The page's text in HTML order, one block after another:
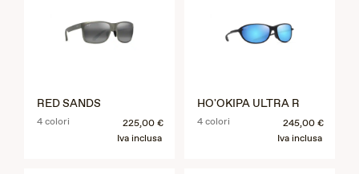
RED SANDS
4 colori
225,00 €
Iva inclusa
HO'OKIPA ULTRA R
4 colori
245,00 €
Iva inclusa